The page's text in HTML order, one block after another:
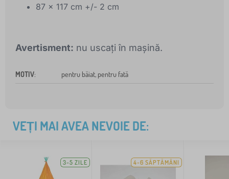
87 x 117 cm +/- 2 cm
Avertisment: nu uscați în mașină.
MOTIV: pentru băiat, pentru fată
VEȚI MAI AVEA NEVOIE DE:
3-5 ZILE 4-6 SĂPTĂMÂNI